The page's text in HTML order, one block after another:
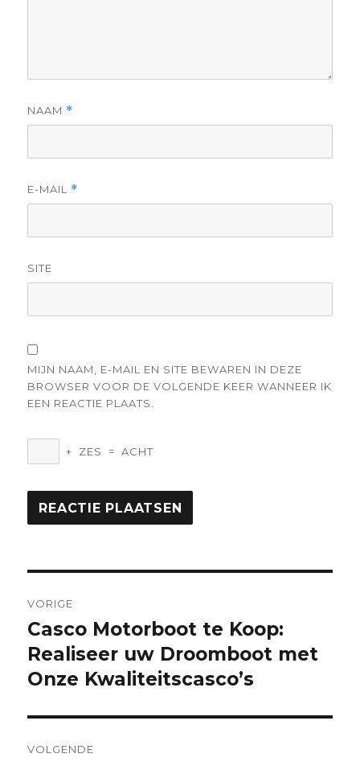
NAAM *
E-MAIL *
SITE
MIJN NAAM, E-MAIL EN SITE BEWAREN IN DEZE
BROWSER VOOR DE VOLGENDE KEER WANNEER IK
EEN REACTIE PLAATS.
+ ZES = ACHT
VORIGE
Vorige
bericht:
Casco Motorboot te Koop:
Realiseer uw Droomboot met
Onze Kwaliteitscasco’s
VOLGENDE